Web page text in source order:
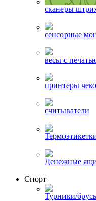
сканеры
сенсорные
весы с
принтеры
считыватели
Денежные
Спорт
Турники/